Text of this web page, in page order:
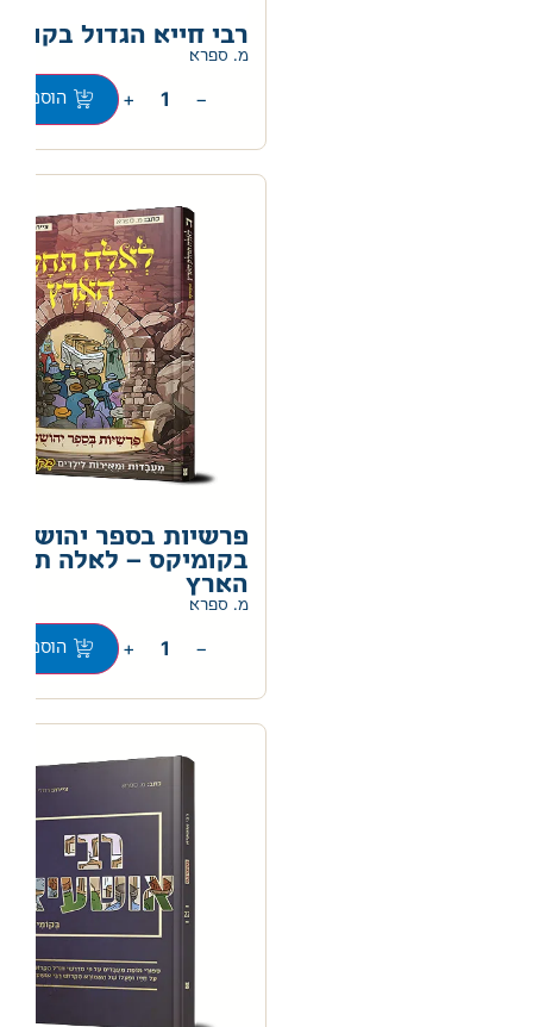
רבי חייא הגדול
מ. ספרא
−
+ הוספה
פרשיות בספר יהושע
בקומיקס – לאלה
הארץ
מ. ספרא
−
+ הוספה